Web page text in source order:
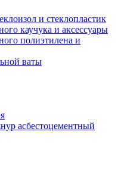
и стеклопластик
каучука и аксессуары
полиэтилена и
ваты
асбестоцементный